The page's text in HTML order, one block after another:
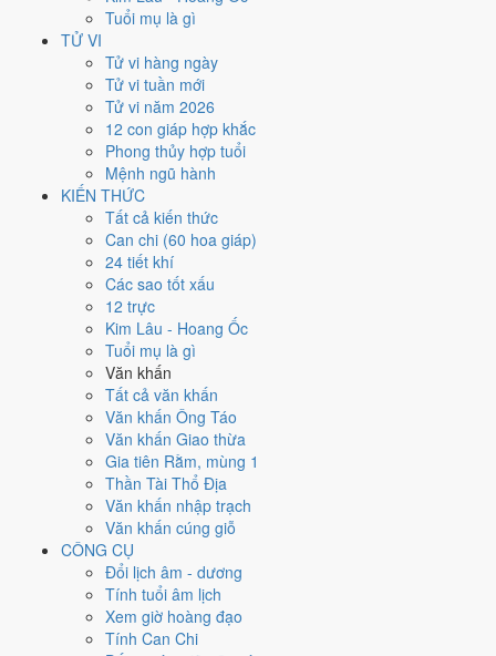
Tuổi mụ là gì
TỬ VI
Tử vi hàng ngày
Tử vi tuần mới
Tử vi năm 2026
12 con giáp hợp khắc
Phong thủy hợp tuổi
Mệnh ngũ hành
KIẾN THỨC
Tất cả kiến thức
Can chi (60 hoa giáp)
24 tiết khí
Các sao tốt xấu
12 trực
Kim Lâu - Hoang Ốc
Tuổi mụ là gì
Văn khấn
Tất cả văn khấn
Văn khấn Ông Táo
Văn khấn Giao thừa
Gia tiên Rằm, mùng 1
Thần Tài Thổ Địa
Văn khấn nhập trạch
Văn khấn cúng giỗ
CÔNG CỤ
Đổi lịch âm - dương
Tính tuổi âm lịch
Xem giờ hoàng đạo
Tính Can Chi
Quý Dậu
Ngày Mậu Thân có TrựcNguy
nhưng gặp SaoTư Mệnh hoàng đạo
nên đây là Ngày Bình Hòa, phù hợp với công việc thường
Tý, Thìn, Tỵhợp ngày; tuổi
Ngày 22/1/1994 tốt hay xấu cho
việc gì?
Ngày 22/1/1994 đạt5.0/10
Đính hôn - dạm ngõ (6/10), thấp nhất là
Nguy (ngày nguy hiểm, đầy biến động) nhưng gặp Sao Tư Mệnh
hoàng đạo nên điểm từng việc chênh nhau như bảng dưới.
Cưới hỏi - đính hôn
Trung bình
Cưới hỏi - đính hôn hôm nay ở
Ngày Hoàng Đạo , nhưng Sao Đê kéo giảm điểm.
Cách tính ngày tốt
Khai trương - mở cửa hàng
6 /10Tốt
Khai trương - mở cửa hàng hôm nay ở
Ngày Hoàng Đạo .
Cách tính ngày tốt
Ký hợp đồng - giao ước